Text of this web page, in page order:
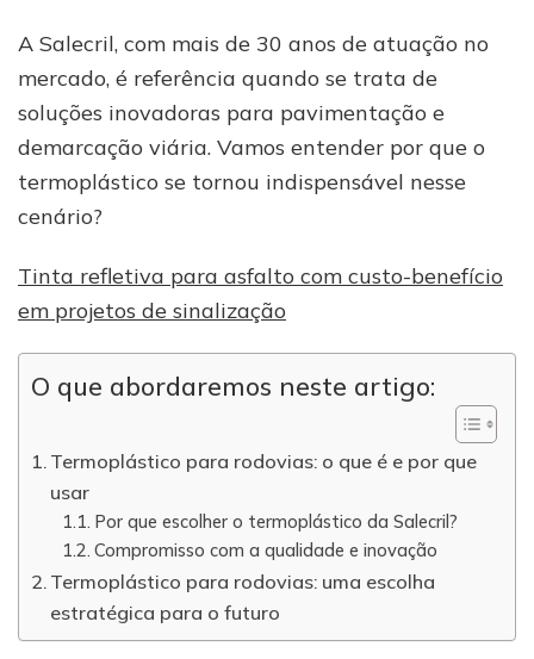
A Salecril, com mais de 30 anos de atuação no
mercado, é referência quando se trata de
soluções inovadoras para pavimentação e
demarcação viária. Vamos entender por que o
termoplástico se tornou indispensável nesse
cenário?
Tinta refletiva para asfalto com custo-benefício
em projetos de sinalização
O que abordaremos neste artigo:
Termoplástico para rodovias: o que é e por que
usar
Por que escolher o termoplástico da Salecril?
Compromisso com a qualidade e inovação
Termoplástico para rodovias: uma escolha
estratégica para o futuro